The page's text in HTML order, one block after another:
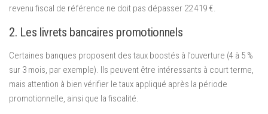
revenu fiscal de référence ne doit pas dépasser 22 419 €.
2. Les livrets bancaires promotionnels
Certaines banques proposent des taux boostés à l’ouverture (4 à 5 %
sur 3 mois, par exemple). Ils peuvent être intéressants à court terme,
mais attention à bien vérifier le taux appliqué après la période
promotionnelle, ainsi que la fiscalité.